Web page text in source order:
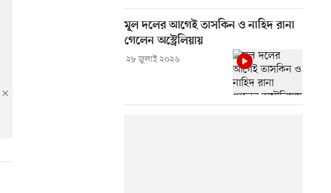
মূল দলের আগেই তাসকিন ও নাহিদ রানা
গেলেন অস্ট্রেলিয়ায়
২৮ জুলাই ২০২৬